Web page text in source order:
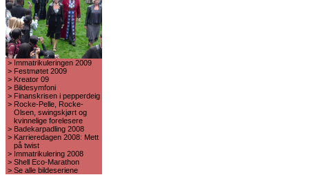
> Immatrikuleringen 2009
> Festmøtet 2009
> Kreator 09
> Bildesymfoni
> Finanskrisen i pepperdeig
> Rocke-Pelle, Rocke-
Olsen, swingskjørt og
kvinnelige forelesere
> Badekarpadling 2008
> Karrieredagen 2008: Mett
på twist
> Immatrikulering 2008
> Shell Eco-Marathon
> Se alle bildeseriene